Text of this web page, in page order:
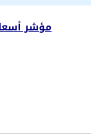
مؤشر